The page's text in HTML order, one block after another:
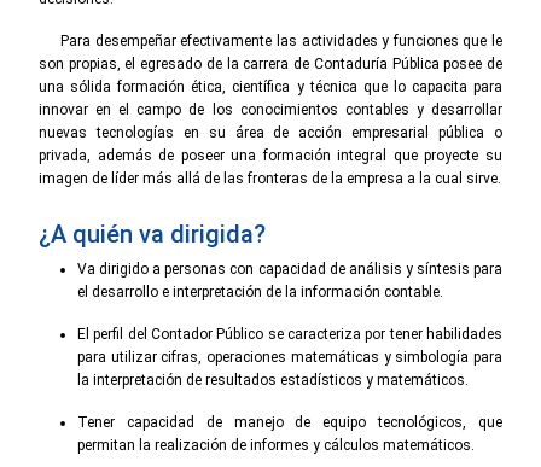
Para desempeñar efectivamente las actividades y funciones que le
son propias, el egresado de la carrera de Contaduría Pública posee de
una sólida formación ética, científica y técnica que lo capacita para
innovar en el campo de los conocimientos contables y desarrollar
nuevas tecnologías en su área de acción empresarial pública o
privada, además de poseer una formación integral que proyecte su
imagen de líder más allá de las fronteras de la empresa a la cual sirve.
¿A quién va dirigida?
Va dirigido a personas con capacidad de análisis y síntesis para
el desarrollo e interpretación de la información contable.
El perfil del Contador Público se caracteriza por tener habilidades
para utilizar cifras, operaciones matemáticas y simbología para
la interpretación de resultados estadísticos y matemáticos.
Tener capacidad de manejo de equipo tecnológicos, que
permitan la realización de informes y cálculos matemáticos.